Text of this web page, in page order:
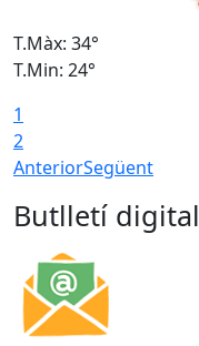
T.Màx: 34°
T.Min: 24°
1
2
AnteriorSegüent
Butlletí digital